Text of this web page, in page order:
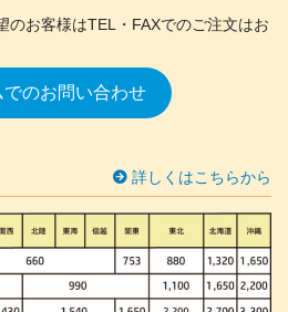
のお客様はTEL・FAXでのご注文はお
でのお問い合わせ
詳しくはこちらから